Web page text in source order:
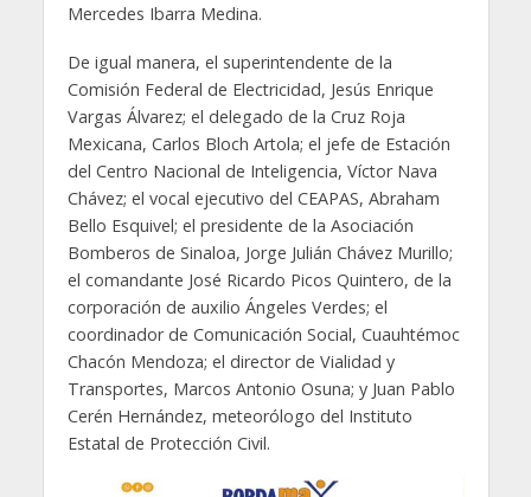
Mercedes Ibarra Medina.
De igual manera, el superintendente de la
Comisión Federal de Electricidad, Jesús Enrique
Vargas Álvarez; el delegado de la Cruz Roja
Mexicana, Carlos Bloch Artola; el jefe de Estación
del Centro Nacional de Inteligencia, Víctor Nava
Chávez; el vocal ejecutivo del CEAPAS, Abraham
Bello Esquivel; el presidente de la Asociación
Bomberos de Sinaloa, Jorge Julián Chávez Murillo;
el comandante José Ricardo Picos Quintero, de la
corporación de auxilio Ángeles Verdes; el
coordinador de Comunicación Social, Cuauhtémoc
Chacón Mendoza; el director de Vialidad y
Transportes, Marcos Antonio Osuna; y Juan Pablo
Cerén Hernández, meteorólogo del Instituto
Estatal de Protección Civil.